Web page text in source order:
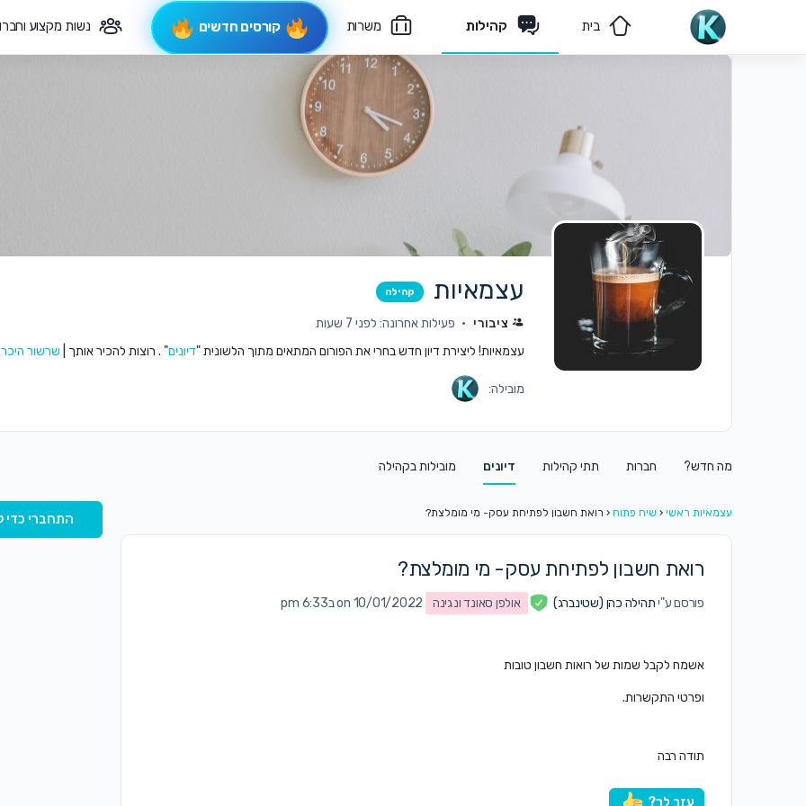
בית קהילות משרות קורסים חדשים נשות מקצוע
פיקוח תורני
עצמאיות קהילה
ציבורי
פעילות אחרונה: לפני 7 שעות
עצמאיות! ליצירת דיון חדש בחרי את הפורום המתאים מתוך הלשונית "דיונים" . רוצות להכיר אותך | שרשור
מובילה:
מה חדש? חברות תתי קהילות דיונים מובילות בקהילה
עצמאיות ראשי ‹ שיח פתוח ‹ רואת חשבון לפתיחת עסק- מי מומלצת?
רואת חשבון לפתיחת עסק- מי מומלצת?
פורסם ע"יתהילה כהן (שטינברג) אולפן סאונד ונגינה on 10/01/2022 ב6:33 pm
אשמח לקבל שמות של רואות חשבון טובות
ופרטי התקשרות.
תודה רבה
עזר לך?
התחברי כדי